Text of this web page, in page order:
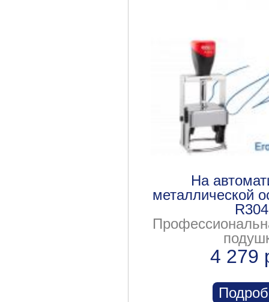
На
металлической
4 279